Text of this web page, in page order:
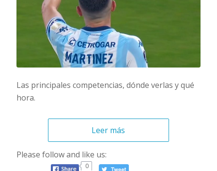
Las principales competencias, dónde verlas y qué
hora.
Leer más
Please follow and like us:
0